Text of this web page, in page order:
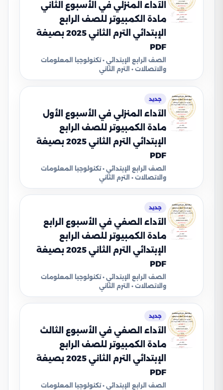
الآداء المنزلي في الأسبوع الثاني
مادة الكمبيوتر للصف الرابع
الإبتدائي الترم الثاني 2025 بصيغة
PDF
الصف الرابع الإبتدائي • تكنولوجيا المعلومات
والاتصالات • الترم الثاني
جديد
الآداء المنزلي في الأسبوع الأول
مادة الكمبيوتر للصف الرابع
الإبتدائي الترم الثاني 2025 بصيغة
PDF
الصف الرابع الإبتدائي • تكنولوجيا المعلومات
والاتصالات • الترم الثاني
جديد
الآداء الصفي في الأسبوع الرابع
مادة الكمبيوتر للصف الرابع
الإبتدائي الترم الثاني 2025 بصيغة
PDF
الصف الرابع الإبتدائي • تكنولوجيا المعلومات
والاتصالات • الترم الثاني
جديد
الآداء الصفي في الأسبوع الثالث
مادة الكمبيوتر للصف الرابع
الإبتدائي الترم الثاني 2025 بصيغة
PDF
الصف الرابع الإبتدائي • تكنولوجيا المعلومات